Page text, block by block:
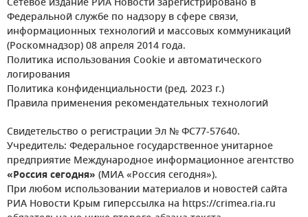
Сетевое издание РИА Новости зарегистрировано в
Федеральной службе по надзору в сфере связи,
информационных технологий и массовых коммуникаций
(Роскомнадзор) 08 апреля 2014 года.
Политика использования Cookie и автоматического
логирования
Политика конфиденциальности (ред. 2023 г.)
Правила применения рекомендательных технологий
Свидетельство о регистрации Эл № ФС77-57640.
Учредитель: Федеральное государственное унитарное
предприятие Международное информационное агентство
«Россия сегодня» (МИА «Россия сегодня»).
При любом использовании материалов и новостей сайта
РИА Новости Крым гиперссылка на https://crimea.ria.ru